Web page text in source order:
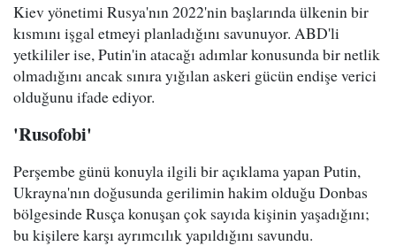
Kiev yönetimi Rusya'nın 2022'nin başlarında ülkenin bir
kısmını işgal etmeyi planladığını savunuyor. ABD'li
yetkililer ise, Putin'in atacağı adımlar konusunda bir netlik
olmadığını ancak sınıra yığılan askeri gücün endişe verici
olduğunu ifade ediyor.
'Rusofobi'
Perşembe günü konuyla ilgili bir açıklama yapan Putin,
Ukrayna'nın doğusunda gerilimin hakim olduğu Donbas
bölgesinde Rusça konuşan çok sayıda kişinin yaşadığını;
bu kişilere karşı ayrımcılık yapıldığını savundu.